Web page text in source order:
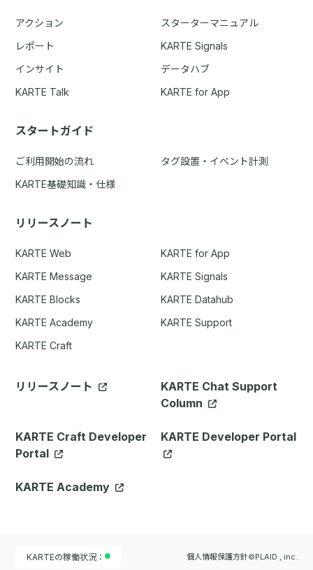
アクション
スターターマニュアル
レポート
KARTE Signals
インサイト
データハブ
KARTE Talk
KARTE for App
スタートガイド
ご利用開始の流れ
タグ設置・イベント計測
KARTE基礎知識・仕様
リリースノート
KARTE Web
KARTE for App
KARTE Message
KARTE Signals
KARTE Blocks
KARTE Datahub
KARTE Academy
KARTE Support
KARTE Craft
リリースノート
KARTE Chat Support
Column
KARTE Craft Developer
Portal
KARTE Developer Portal
KARTE Academy
KARTEの稼働状況： 個人情報保護方針©PLAID , inc.